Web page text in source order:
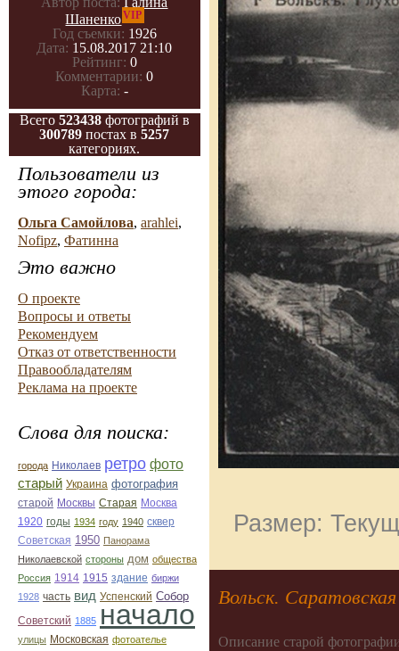
ШаненкоVIP
Год съемки: 1926
Дата: 15.08.2017 21:10
Рейтинг: 0
Комментарии: 0
Карта: -
Всего 523438 фотографий в
300789 постах в5257
категориях.
Пользователи из
этого города:
Ольга Самойлова, arahlei,
Nofipz, Фатинна
Это важно
О проекте
Вопросы и ответы
Рекомендуем
Отказ от ответственности
Правообладателям
Реклама на проекте
Слова для поиска:
города Николаев ретро фото
старый Украина фотография
старой Москвы Старая Москва
1920 годы 1934 году 1940 сквер
Советская 1950 Панорама
Николаевской стороны дом общества
Россия 1914 1915 здание биржи
1928 часть вид Успенский Собор
Советский 1885 начало
улицы Московская фотоателье
Размер:
Вольск.
Описание старой